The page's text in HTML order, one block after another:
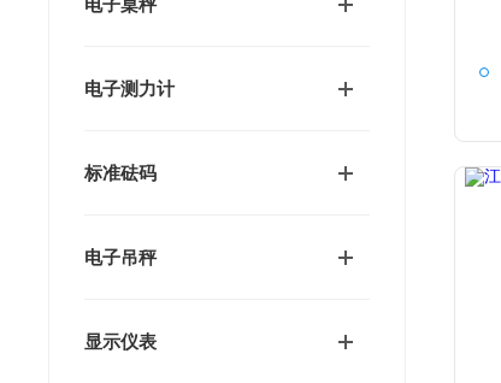
电子桌秤
电子测力计
标准砝码
电子吊秤
显示仪表